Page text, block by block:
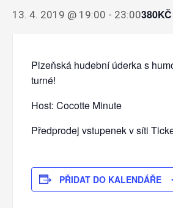
13. 4. 2019 @ 19:00 - 23:00380KČ
Plzeňská hudební úderka s
turné!
Host: Cocotte Minute
Předprodej vstupenek v síti
PŘIDAT DO KALENDÁŘE